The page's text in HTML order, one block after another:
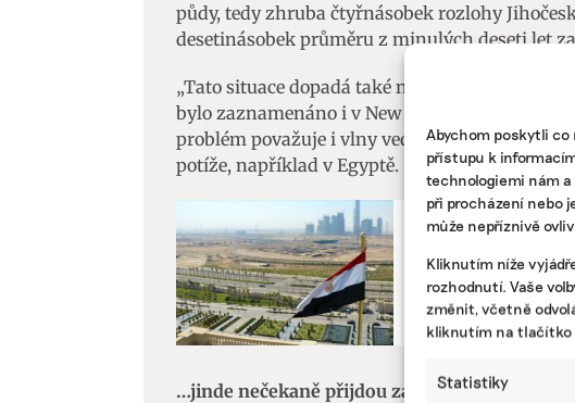
Abychom poskytli co
přístupu k
technologiemi nám a
při procházení nebo
může nepříznivě
Kliknutím níže
rozhodnutí. Vaše
změnit, včetně
kliknutím na tlačítko
Statistiky
půdy, tedy zhruba čtyřnásobek rozlohy
desetinásobek průměru z minulých deseti let
„Tato situace dopadá také na turistické
bylo zaznamenáno i v New Yorku a v jižních
problém považuje i vlny veder, které mohou
potíže, například v Egyptě.
Nejohroženější
k dohodě je ale
…jinde nečekaně přijdou záplavy